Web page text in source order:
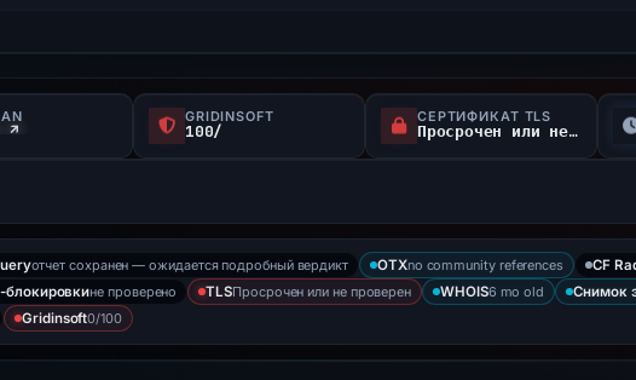
↗
GRIDINSOFT
100/
СЕРТИФИКАТ TLS
Просрочен или не проверен
отчет сохранен — ожидается подробный вердикт OTXno community references
CF
блокировкине проверено TLSПросрочен или не проверен WHOIS6 mo old
Снимок
Gridinsoft0/100